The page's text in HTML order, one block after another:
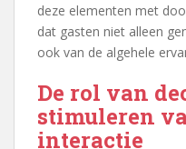
deze elementen met
dat gasten niet alleen
ook van de algehele
De rol van
stimuleren
interactie